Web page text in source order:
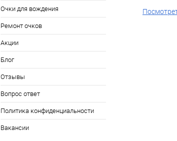
Очки для вождения
Ремонт очков
Акции
Блог
Отзывы
Вопрос ответ
Политика конфиденциальности
Вакансии